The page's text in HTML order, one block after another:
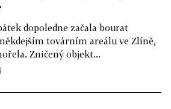
dopoledne začala bourat
továrním areálu ve Zlíně,
Zničený objekt...